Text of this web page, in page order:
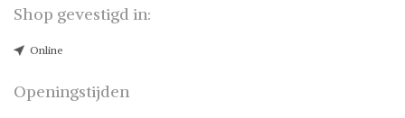
Shop gevestigd in:
Online
Openingstijden